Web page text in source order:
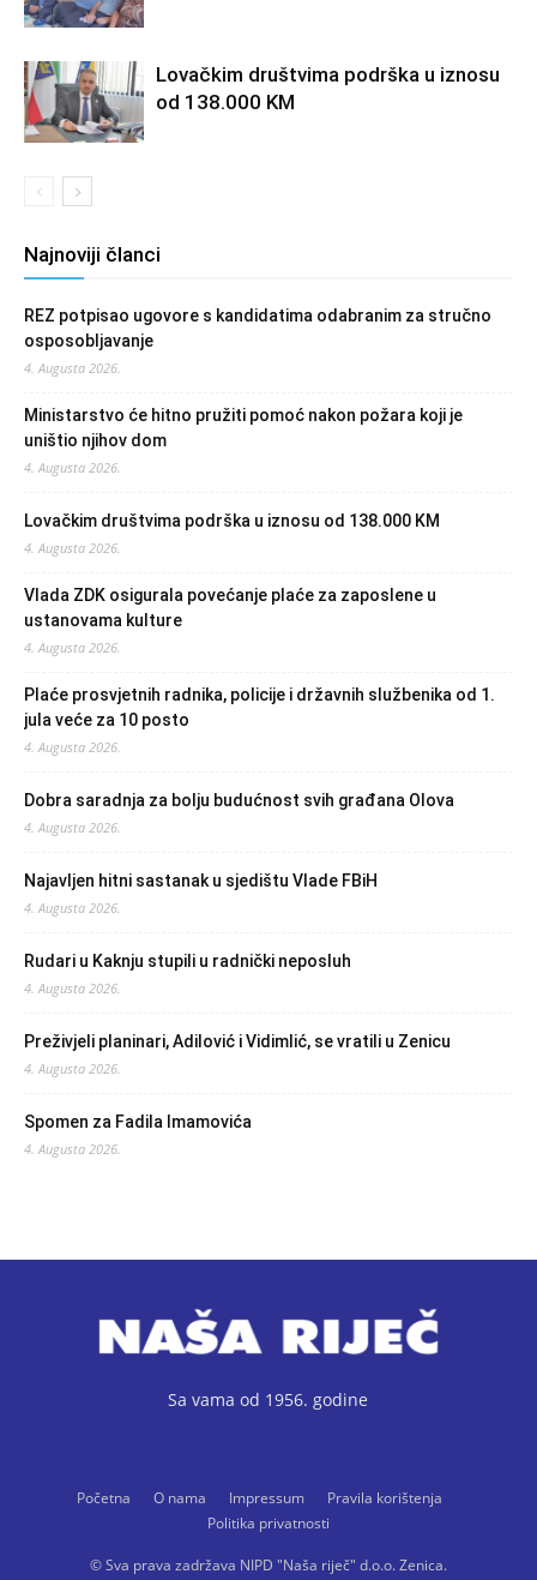
Lovačkim društvima podrška u iznosu
od 138.000 KM
Najnoviji članci
REZ potpisao ugovore s kandidatima odabranim za stručno
osposobljavanje
4. Augusta 2026.
Ministarstvo će hitno pružiti pomoć nakon požara koji je
uništio njihov dom
4. Augusta 2026.
Lovačkim društvima podrška u iznosu od 138.000 KM
4. Augusta 2026.
Vlada ZDK osigurala povećanje plaće za zaposlene u
ustanovama kulture
4. Augusta 2026.
Plaće prosvjetnih radnika, policije i državnih službenika od 1.
jula veće za 10 posto
4. Augusta 2026.
Dobra saradnja za bolju budućnost svih građana Olova
4. Augusta 2026.
Najavljen hitni sastanak u sjedištu Vlade FBiH
4. Augusta 2026.
Rudari u Kaknju stupili u radnički neposluh
4. Augusta 2026.
Preživjeli planinari, Adilović i Vidimlić, se vratili u Zenicu
4. Augusta 2026.
Spomen za Fadila Imamovića
4. Augusta 2026.
Sa vama od 1956. godine
Početna O nama Impressum
Pravila korištenja
Politika privatnosti
© Sva prava zadržava NIPD "Naša riječ" d.o.o. Zenica.